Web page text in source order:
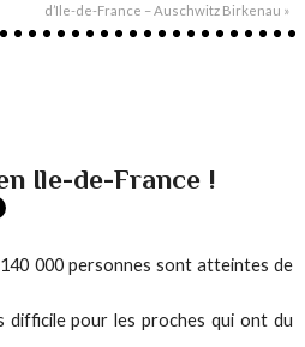
d’Ile-de-France – Auschwitz Birkenau »
Ile-de-France !
000 personnes sont atteintes de
difficile pour les proches qui ont du